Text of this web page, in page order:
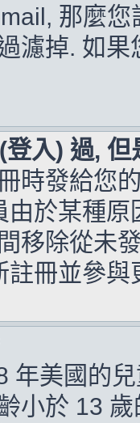
那麼
濾掉. 如
入) 過,
時發給您
由於某種
移除從未
註冊並參與
年美國的
小於 13